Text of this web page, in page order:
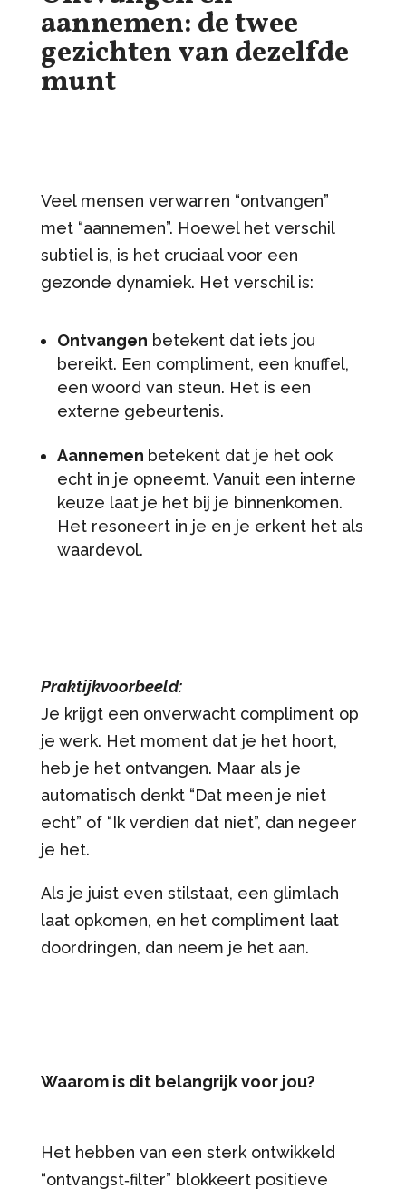
aannemen: de twee
gezichten van dezelfde
munt
Veel mensen verwarren “ontvangen”
met “aannemen”. Hoewel het verschil
subtiel is, is het cruciaal voor een
gezonde dynamiek. Het verschil is:
Ontvangen betekent dat iets jou
bereikt. Een compliment, een knuffel,
een woord van steun. Het is een
externe gebeurtenis.
Aannemen betekent dat je het ook
echt in je opneemt. Vanuit een interne
keuze laat je het bij je binnenkomen.
Het resoneert in je en je erkent het als
waardevol.
Praktijkvoorbeeld:
Je krijgt een onverwacht compliment op
je werk. Het moment dat je het hoort,
heb je het ontvangen. Maar als je
automatisch denkt “Dat meen je niet
echt” of “Ik verdien dat niet”, dan negeer
je het.
Als je juist even stilstaat, een glimlach
laat opkomen, en het compliment laat
doordringen, dan neem je het aan.
Waarom is dit belangrijk voor jou?
Het hebben van een sterk ontwikkeld
“ontvangst‑filter” blokkeert positieve